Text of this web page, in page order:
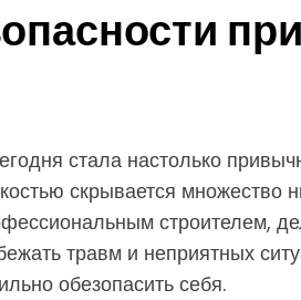
стала настолько
скрывается множество
строителем,
травм и неприятных
обезопасить себя.